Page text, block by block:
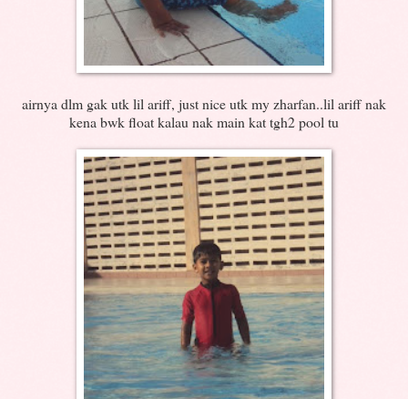
airnya dlm gak utk lil ariff, just nice utk my zharfan..lil ariff nak
kena bwk float kalau nak main kat tgh2 pool tu